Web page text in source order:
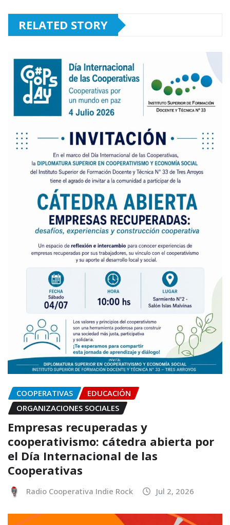
RELATED STORY
COOPERATIVAS
EDUCACIÓN
ORGANIZACIONES SOCIALES
Empresas recuperadas y
cooperativismo: cátedra abierta por
el Día Internacional de las
Cooperativas
Radio Cooperativa Indie Rock Jul 2, 2026